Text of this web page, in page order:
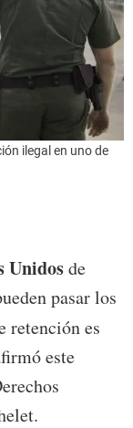
ilegal en uno de
Unidosde
pasar los
retención es
este